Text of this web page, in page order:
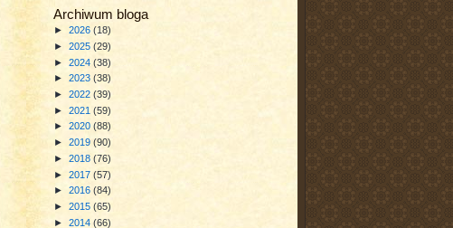
Archiwum bloga
► 2026 (18)
► 2025 (29)
► 2024 (38)
► 2023 (38)
► 2022 (39)
► 2021 (59)
► 2020 (88)
► 2019 (90)
► 2018 (76)
► 2017 (57)
► 2016 (84)
► 2015 (65)
► 2014 (66)